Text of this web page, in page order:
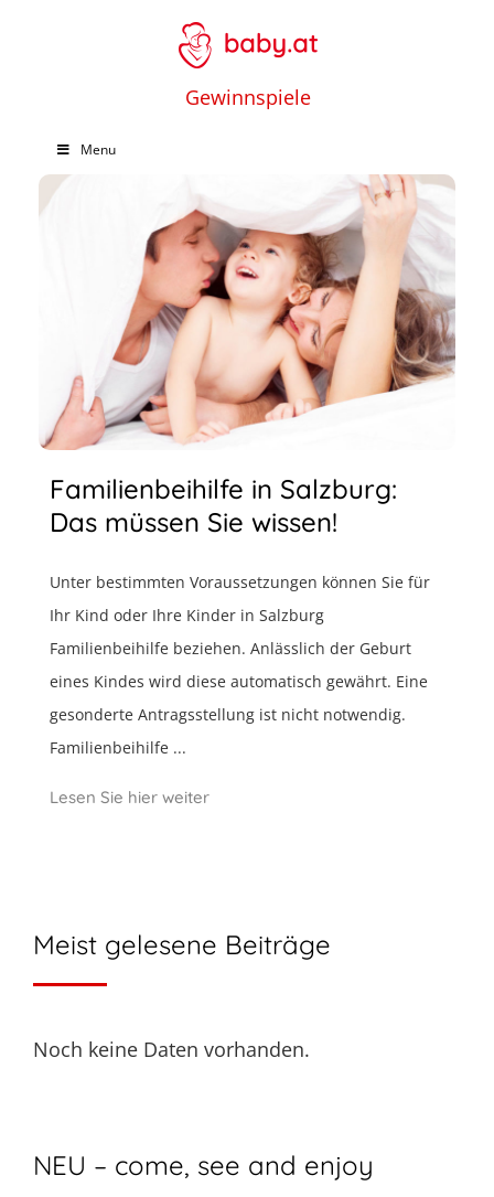
Gewinnspiele
Menu
Familienbeihilfe in Salzburg:
Das müssen Sie wissen!
Unter bestimmten Voraussetzungen können Sie für
Ihr Kind oder Ihre Kinder in Salzburg
Familienbeihilfe beziehen. Anlässlich der Geburt
eines Kindes wird diese automatisch gewährt. Eine
gesonderte Antragsstellung ist nicht notwendig.
Familienbeihilfe ...
Lesen Sie hier weiter
Meist gelesene Beiträge
Noch keine Daten vorhanden.
NEU – come, see and enjoy